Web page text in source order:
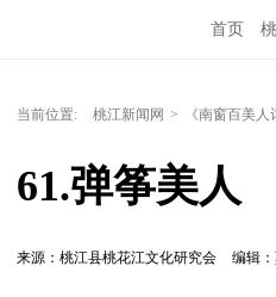
首页
当前位置: 桃江新闻网 > 《南窗百美
61.弹筝美人
来源：桃江县桃花江文化研究会 编辑